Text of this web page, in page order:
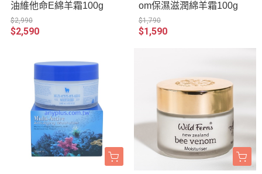
油維他命E綿羊霜100g
$2,990
$2,590
om保濕滋潤綿羊霜100g
$1,790
$1,590